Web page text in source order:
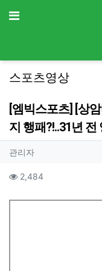
메뉴
스포츠영상
[엠빅스포츠] [상
지 행패?!..31년
작성자 정보
관리자작성
컨텐츠 정보
2,484